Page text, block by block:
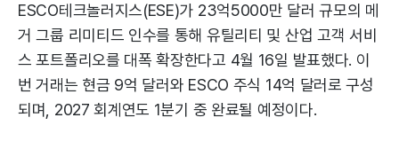
ESCO테크놀러지스(ESE)가 23억5000만 달러 규모의 메
거 그룹 리미티드 인수를 통해 유틸리티 및 산업 고객 서비
스 포트폴리오를 대폭 확장한다고 4월 16일 발표했다. 이
번 거래는 현금 9억 달러와 ESCO 주식 14억 달러로 구성
되며, 2027 회계연도 1분기 중 완료될 예정이다.